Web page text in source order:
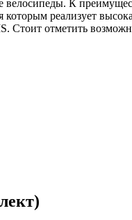
велосипеды. К
реализует
Стоит отметить